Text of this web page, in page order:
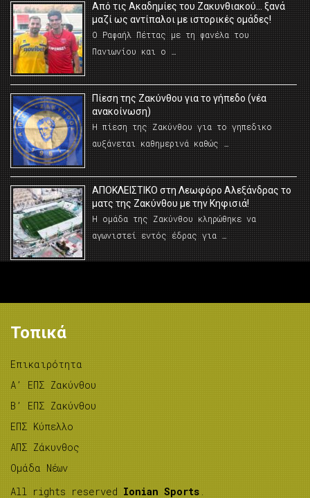
Από τις Ακαδημίες του Ζακυνθιακού… ξανά
μαζί ως αντίπαλοι με ιστορικές ομάδες!
Ο Ραφαήλ Πέττας με τη φανέλα του
Πανιωνίου και ο …
Πίεση της Ζακύνθου για το γήπεδο (νέα
ανακοίνωση)
Η πίεση της Ζακύνθου για το γηπεδικο
αυξάνεται καθημερινά καθώς …
AΠΟΚΛΕΙΣΤΙΚΟ στη Λεωφόρο Αλεξάνδρας το
ματς της Ζακύνθου με την Κηφισιά!
Η ομάδα της Ζακύνθου κληρώθηκε να
αγωνιστεί εντός έδρας για …
Τοπικά
Επικαιρότητα
A’ ΕΠΣ Ζακύνθου
B’ ΕΠΣ Ζακύνθου
ΕΠΣ Κύπελλο
ΑΠΣ Ζάκυνθος
Ομάδα Νέων
All rights reserved Ionian Sports .